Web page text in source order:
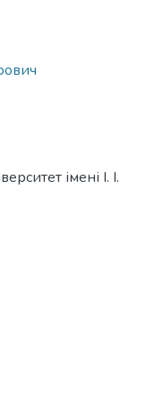
імені І. І.